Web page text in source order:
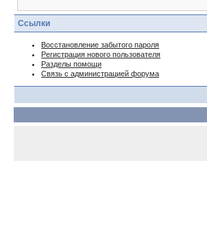
Ссылки
Восстановление забытого пароля
Регистрация нового пользователя
Разделы помощи
Связь с администрацией форума